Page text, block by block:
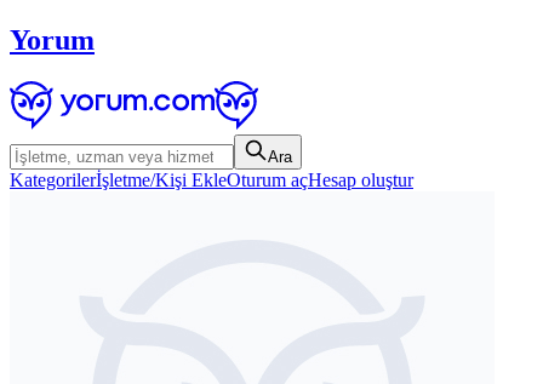
Yorum
Ara
Kategorilerİşletme/Kişi EkleOturum açHesap oluştur